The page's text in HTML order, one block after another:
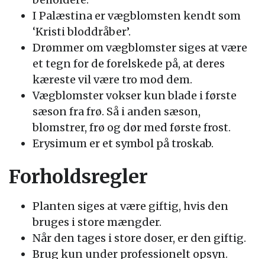
I Palæstina er vægblomsten kendt som
‘Kristi bloddråber’.
Drømmer om vægblomster siges at være
et tegn for de forelskede på, at deres
kæreste vil være tro mod dem.
Vægblomster vokser kun blade i første
sæson fra frø. Så i anden sæson,
blomstrer, frø og dør med første frost.
Erysimum er et symbol på troskab.
Forholdsregler
Planten siges at være giftig, hvis den
bruges i store mængder.
Når den tages i store doser, er den giftig.
Brug kun under professionelt opsyn.